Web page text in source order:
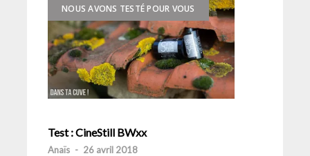
NOUS AVONS TESTÉ POUR VOUS
Test : CineStill BWxx
Anaïs - 26 avril 2018